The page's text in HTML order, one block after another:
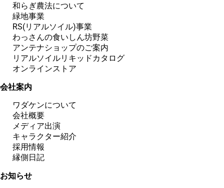
和らぎ農法について
緑地事業
RS(リアルソイル)事業
わっさんの食いしん坊野菜
アンテナショップのご案内
リアルソイルリキッドカタログ
オンラインストア
会社案内
ワダケンについて
会社概要
メディア出演
キャラクター紹介
採用情報
縁側日記
お知らせ